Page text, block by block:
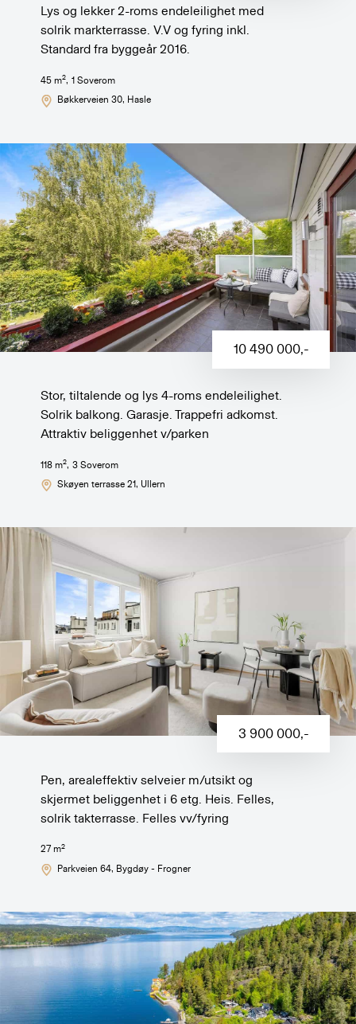
Lys og lekker 2-roms endeleilighet med
solrik markterrasse. V.V og fyring inkl.
Standard fra byggeår 2016.
45 m2, 1 Soverom
Bøkkerveien 30, Hasle
10 490 000,-
Stor, tiltalende og lys 4-roms endeleilighet.
Solrik balkong. Garasje. Trappefri adkomst.
Attraktiv beliggenhet v/parken
118 m2, 3Soverom
Skøyen terrasse 21, Ullern
3 900 000,-
Pen, arealeffektiv selveier m/utsikt og
skjermet beliggenhet i 6 etg. Heis. Felles,
solrik takterrasse. Felles vv/fyring
27 m2
Parkveien 64, Bygdøy - Frogner